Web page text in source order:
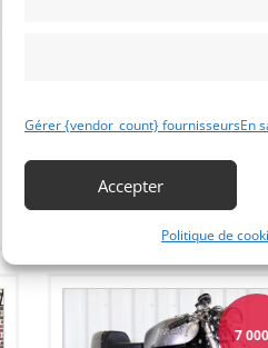
Gérer {vendor_count} fournisseursEn
Accepter
Politique de
Vendu par : SALMSON
7 000